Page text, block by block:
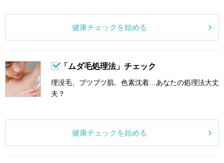
健康チェックを始める
「ムダ毛処理法」チェック
埋没毛、ブツブツ肌、色素沈着…あなたの処理法大丈
夫？
健康チェックを始める